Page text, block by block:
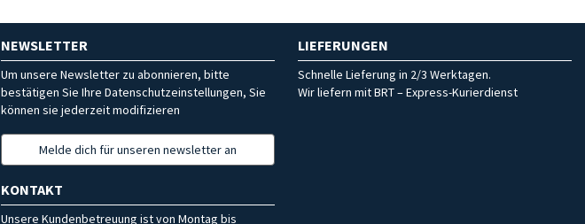
NEWSLETTER
Um unsere Newsletter zu abonnieren, bitte
bestätigen Sie Ihre Datenschutzeinstellungen, Sie
können sie jederzeit modifizieren
Melde dich für unseren newsletter an
LIEFERUNGEN
Schnelle Lieferung in 2/3 Werktagen.
Wir liefern mit BRT – Express-Kurierdienst
KONTAKT
Unsere Kundenbetreuung ist von Montag bis